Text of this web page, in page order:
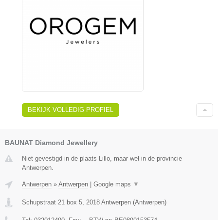
BEKIJK VOLLEDIG PROFIEL
BAUNAT Diamond Jewellery
Niet gevestigd in de plaats Lillo, maar wel in de provincie
Antwerpen.
Antwerpen » Antwerpen Google maps ▼
Schupstraat 21 box 5, 2018 Antwerpen (Antwerpen)